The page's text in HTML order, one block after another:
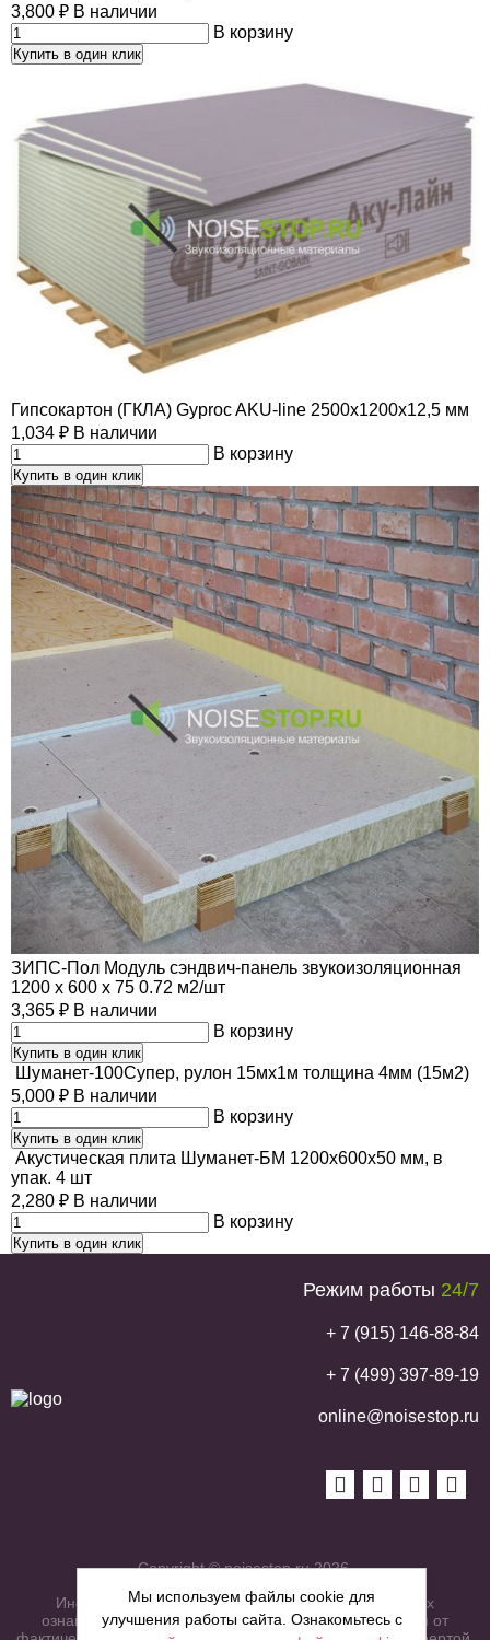
3,800 ₽ В наличии
В корзину
Купить в один клик
Гипсокартон (ГКЛА) Gyproc AKU-line 2500х1200х12,5 мм
1,034 ₽ В наличии
В корзину
Купить в один клик
ЗИПС-Пол Модуль сэндвич-панель звукоизоляционная
1200 х 600 х 75 0.72 м2/шт
3,365 ₽ В наличии
В корзину
Купить в один клик
Шуманет-100Супер, рулон 15мх1м толщина 4мм (15м2)
5,000 ₽ В наличии
В корзину
Купить в один клик
Акустическая плита Шуманет-БМ 1200х600х50 мм, в
упак. 4 шт
2,280 ₽ В наличии
В корзину
Купить в один клик
Режим работы 24/7
+ 7 (915) 146-88-84
+ 7 (499) 397-89-19
online@noisestop.ru
Copyright © noisestop.ru 2026.
Информация о товарах на сайте приведена в целях
ознакомленияя. Фотографии, цвета могут отличаться от
Мы используем файлы cookie для
улучшения работы сайта. Ознакомьтесь с